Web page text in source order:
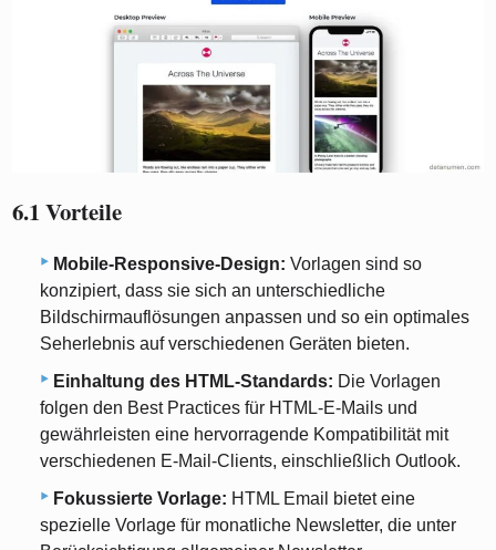
6.1 Vorteile
Mobile-Responsive-Design: Vorlagen sind so
konzipiert, dass sie sich an unterschiedliche
Bildschirmauflösungen anpassen und so ein optimales
Seherlebnis auf verschiedenen Geräten bieten.
Einhaltung des HTML-Standards: Die Vorlagen
folgen den Best Practices für HTML-E-Mails und
gewährleisten eine hervorragende Kompatibilität mit
verschiedenen E-Mail-Clients, einschließlich Outlook.
Fokussierte Vorlage: HTML Email bietet eine
spezielle Vorlage für monatliche Newsletter, die unter